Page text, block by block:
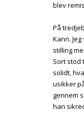
blev
På
Kann.
stilling
Sort stod
solidt,
usikker
gennem
han